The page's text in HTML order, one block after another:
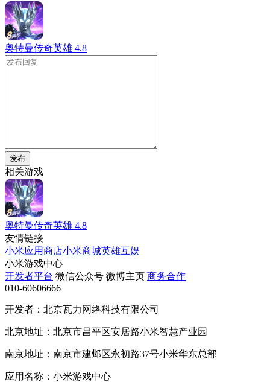
奥特曼传奇英雄 4.8
发布
相关游戏
奥特曼传奇英雄 4.8
友情链接
小米应用商店小米商城英雄互娱
小米游戏中心
开发者平台 微信公众号 微博主页 商务合作
010-60606666
开发者：北京瓦力网络科技有限公司
北京地址：北京市昌平区安居路小米智慧产业园
南京地址：南京市建邺区永初路37号小米华东总部
应用名称：小米游戏中心